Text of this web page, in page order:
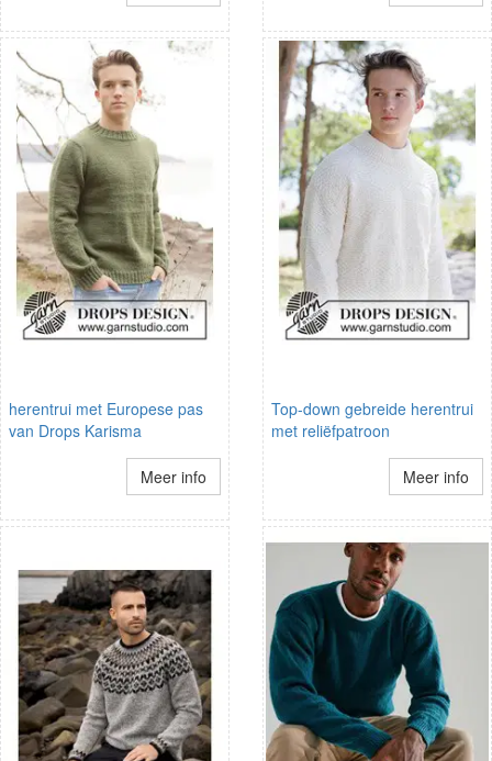
herentrui met Europese pas
van Drops Karisma
Meer info
Top-down gebreide herentrui
met reliëfpatroon
Meer info